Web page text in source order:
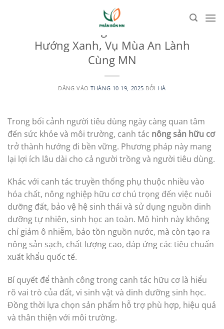
UNCATEGORIZED
Canh Tác Nông Sản Hữu Cơ – Xu
Hướng Xanh, Vụ Mùa An Lành
Cùng MN
ĐĂNG VÀOTHÁNG 10 19, 2025 BỞI HÀ
Trong bối cảnh người tiêu dùng ngày càng quan tâm
đến sức khỏe và môi trường, canh tác nông sản hữu cơ
trở thành hướng đi bền vững. Phương pháp này mang
lại lợi ích lâu dài cho cả người trồng và người tiêu dùng.
Khác với canh tác truyền thống phụ thuộc nhiều vào
hóa chất, nông nghiệp hữu cơ chú trọng đến việc nuôi
dưỡng đất, bảo vệ hệ sinh thái và sử dụng nguồn dinh
dưỡng tự nhiên, sinh học an toàn. Mô hình này không
chỉ giảm ô nhiễm, bảo tồn nguồn nước, mà còn tạo ra
nông sản sạch, chất lượng cao, đáp ứng các tiêu chuẩn
xuất khẩu quốc tế.
Bí quyết để thành công trong canh tác hữu cơ là hiểu
rõ vai trò của đất, vi sinh vật và dinh dưỡng sinh học.
Đồng thời lựa chọn sản phẩm hỗ trợ phù hợp, hiệu quả
và thân thiện với môi trường.